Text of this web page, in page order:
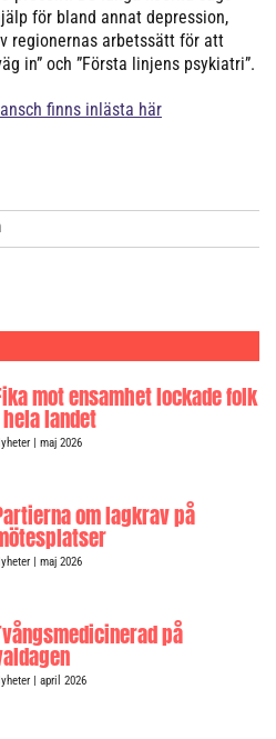
för bland annat depression,
regionernas arbetssätt för att
in” och ”Första linjens psykiatri”.
finns inlästa här
mot ensamhet lockade folk
landet
| maj 2026
om lagkrav på
| maj 2026
på
| april 2026